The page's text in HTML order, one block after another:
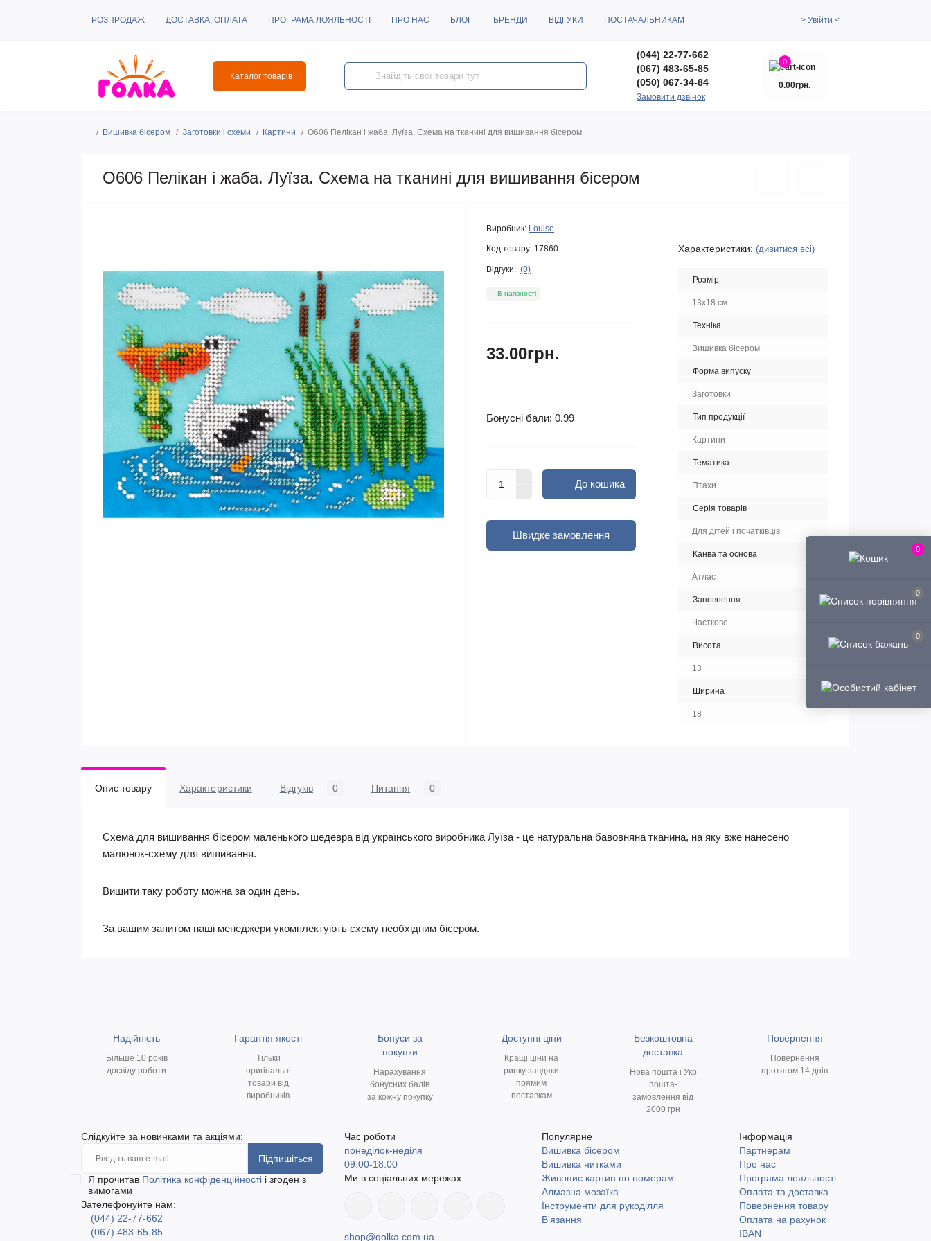
0
0
0
РОЗПРОДАЖ ДОСТАВКА, ОПЛАТА ПРОГРАМА ЛОЯЛЬНОСТІ ПРО НАС БЛОГ БРЕНДИ ВІДГУКИ ПОСТАЧАЛЬНИКАМ > Увійти <
Каталог товарів
(044) 22-77-662
(067) 483-65-85
(050) 067-34-84
Замовити дзвінок
0
0.00грн.
Вишивка бісером Заготовки і схеми Картини O606 Пелікан і жаба. Луїза. Схема на тканині для вишивання бісером
O606 Пелікан і жаба. Луїза. Схема на тканині для вишивання бісером
Виробник: Louise
Код товару: 17860
Відгуки: (0)
В наявності
33.00грн.
Бонусні бали: 0.99
До кошика
Швидке замовлення
Характеристики: (дивитися всі)
Розмір
13x18 см
Техніка
Вишивка бісером
Форма випуску
Заготовки
Тип продукції
Картини
Тематика
Птахи
Серія товарів
Для дітей і початківців
Канва та основа
Атлас
Заповнення
Часткове
Висота
13
Ширина
18
Опис товару Характеристики Відгуків 0 Питання 0
Схема для вишивання бісером маленького шедевра від українського виробника Луїза - це натуральна бавовняна тканина, на яку вже нанесено
малюнок-схему для вишивання.
Вишити таку роботу можна за один день.
За вашим запитом наші менеджери укомплектують схему необхідним бісером.
Надійність
Більше 10 років
досвіду роботи
Гарантія якості
Тільки
оригінальні
товари від
виробників
Бонуси за
покупки
Нарахування
бонусних балів
за кожну покупку
Доступні ціни
Кращі ціни на
ринку завдяки
прямим
поставкам
Безкоштовна
доставка
Нова пошта і Укр
пошта-
замовлення від
2000 грн
Повернення
Повернення
протягом 14 днів
Слідкуйте за новинками та акціями:
Підпишіться
Я прочитав Політика конфіденційності і згоден з
вимогами
Зателефонуйте нам:
(044) 22-77-662
(067) 483-65-85
Час роботи
понеділок-неділя
09:00-18:00
Ми в соціальних мережах:
shop@golka.com.ua
Популярне
Вишивка бісером
Вишивка нитками
Живопис картин по номерам
Алмазна мозаїка
Інструменти для рукоділля
В'язання
Інформація
Партнерам
Про нас
Програма лояльності
Оплата та доставка
Повернення товару
Оплата на рахунок
IBAN